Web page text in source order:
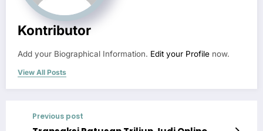
Kontributor
Add your Biographical Information. Edit your Profile now.
View All Posts
Previous post